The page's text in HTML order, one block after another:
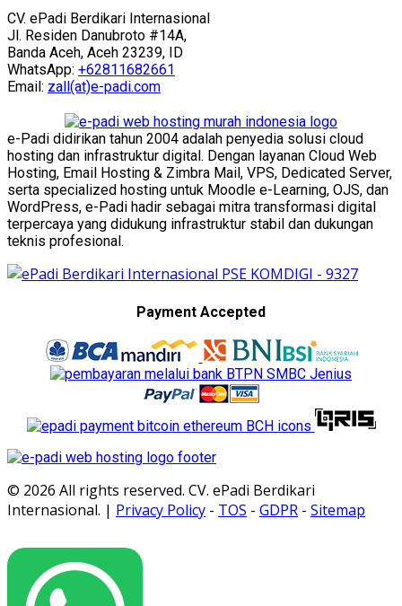
CV. ePadi Berdikari Internasional
Jl. Residen Danubroto #14A,
Banda Aceh, Aceh 23239, ID
WhatsApp: +62811682661
Email: zall(at)e-padi.com
e-Padi didirikan tahun 2004 adalah penyedia solusi cloud
hosting dan infrastruktur digital. Dengan layanan Cloud Web
Hosting, Email Hosting & Zimbra Mail, VPS, Dedicated Server,
serta specialized hosting untuk Moodle e-Learning, OJS, dan
WordPress, e-Padi hadir sebagai mitra transformasi digital
terpercaya yang didukung infrastruktur stabil dan dukungan
teknis profesional.
Payment Accepted
© 2026 All rights reserved. CV. ePadi Berdikari
Internasional. | Privacy Policy - TOS - GDPR - Sitemap